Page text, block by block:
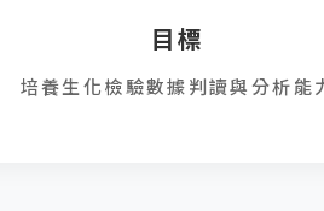
目標
培養生化檢驗數據判讀與分析能